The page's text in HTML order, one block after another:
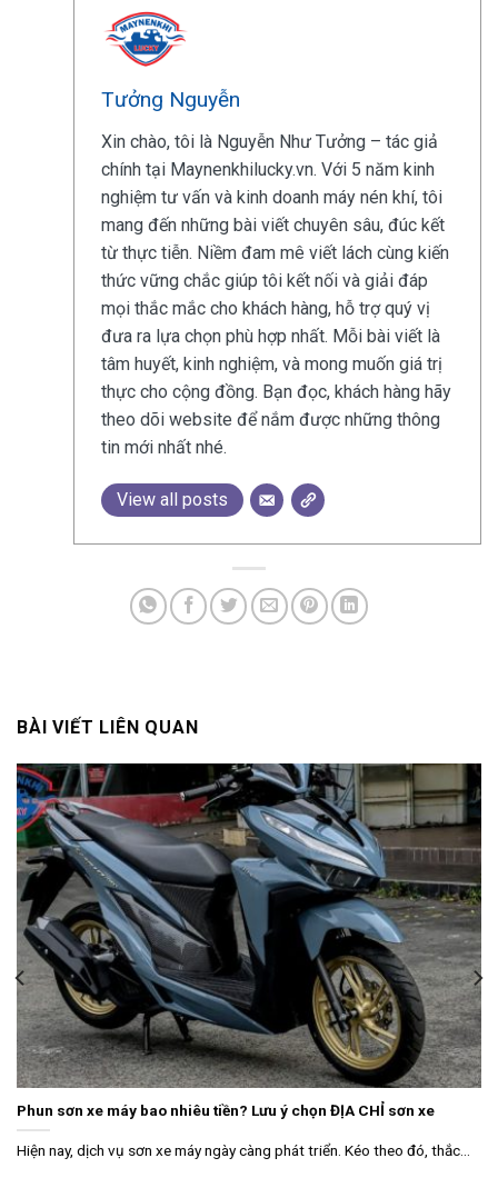
Tưởng Nguyễn
Xin chào, tôi là Nguyễn Như Tưởng – tác giả
chính tại Maynenkhilucky.vn. Với 5 năm kinh
nghiệm tư vấn và kinh doanh máy nén khí, tôi
mang đến những bài viết chuyên sâu, đúc kết
từ thực tiễn. Niềm đam mê viết lách cùng kiến
thức vững chắc giúp tôi kết nối và giải đáp
mọi thắc mắc cho khách hàng, hỗ trợ quý vị
đưa ra lựa chọn phù hợp nhất. Mỗi bài viết là
tâm huyết, kinh nghiệm, và mong muốn giá trị
thực cho cộng đồng. Bạn đọc, khách hàng hãy
theo dõi website để nắm được những thông
tin mới nhất nhé.
View all posts
BÀI VIẾT LIÊN QUAN
Phun sơn xe máy bao nhiêu tiền? Lưu ý chọn ĐỊA CHỈ sơn xe
Hiện nay, dịch vụ sơn xe máy ngày càng phát triển. Kéo theo đó, thắc...